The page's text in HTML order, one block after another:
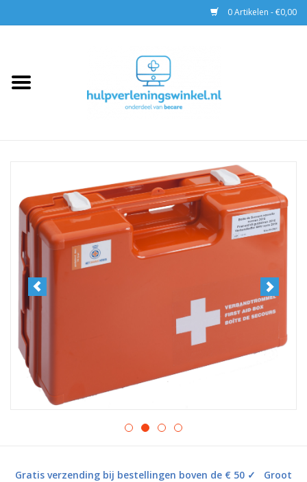
0 Artikelen - €0,00
Pax tassen
Trainingen
Gratis verzending bij bestellingen boven de € 50 ✓ Groot